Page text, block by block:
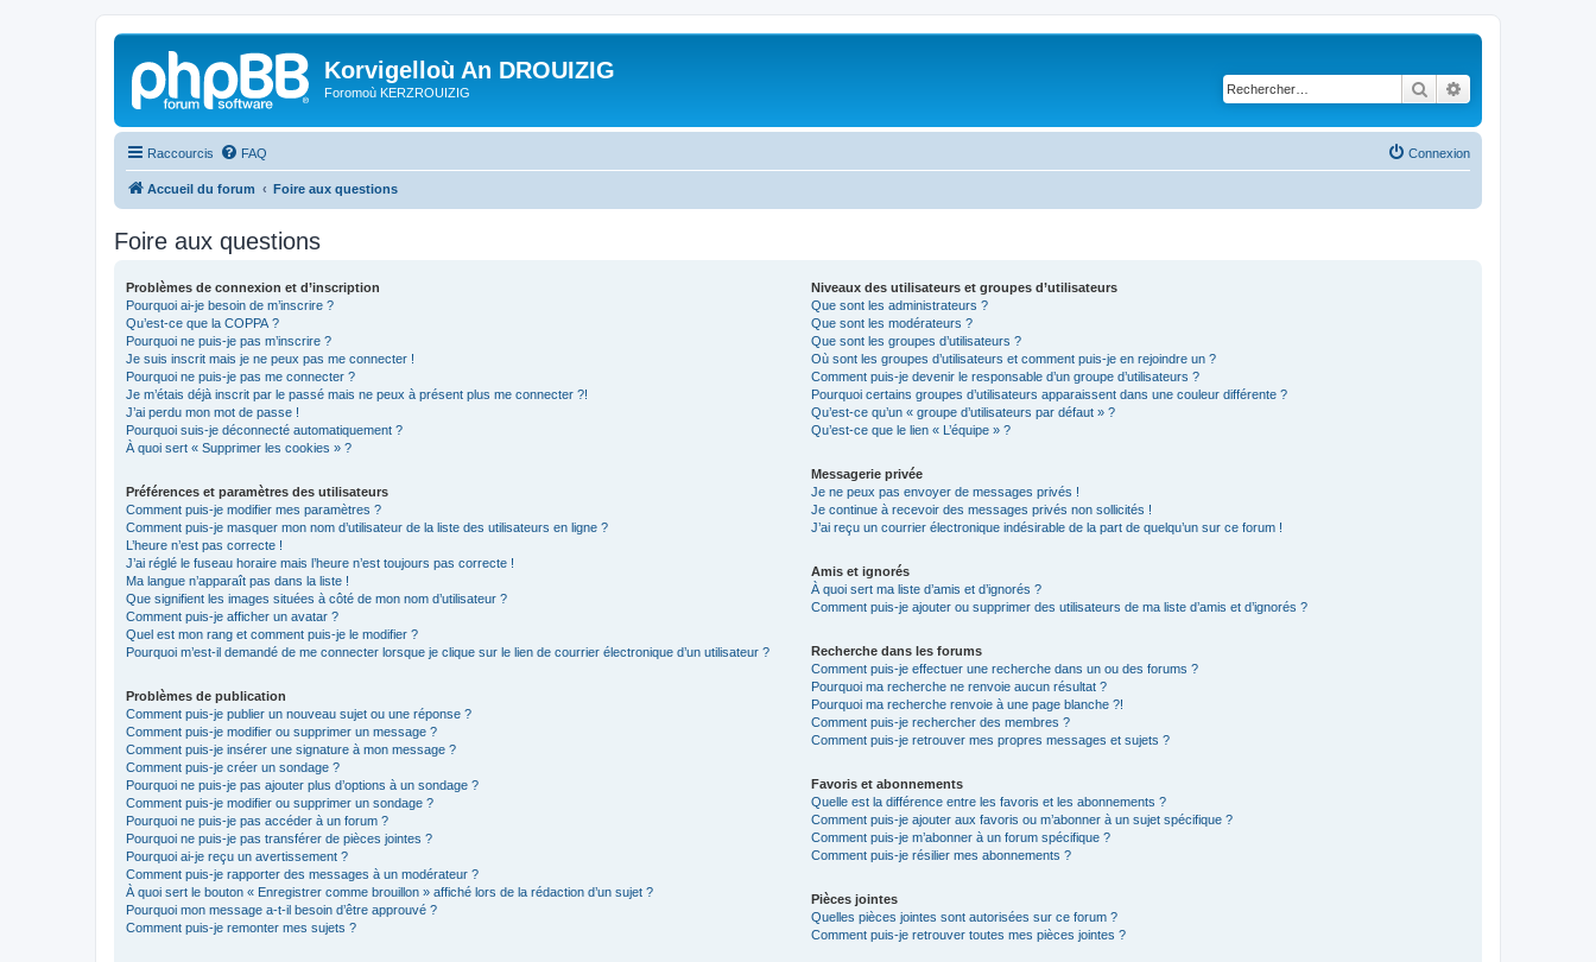
Korvigelloù An DROUIZIG
Foromoù KERZROUIZIG Rechercher
Raccourcis FAQ Connexion
Accueil du forum Foire aux questions
Foire aux questions
Problèmes de connexion et d’inscription
Pourquoi ai-je besoin de m’inscrire ?
Qu’est-ce que la COPPA ?
Pourquoi ne puis-je pas m’inscrire ?
Je suis inscrit mais je ne peux pas me connecter !
Pourquoi ne puis-je pas me connecter ?
Je m’étais déjà inscrit par le passé mais ne peux à présent plus me connecter ?!
J’ai perdu mon mot de passe !
Pourquoi suis-je déconnecté automatiquement ?
À quoi sert « Supprimer les cookies » ?
Préférences et paramètres des utilisateurs
Comment puis-je modifier mes paramètres ?
Comment puis-je masquer mon nom d’utilisateur de la liste des utilisateurs en ligne ?
L’heure n’est pas correcte !
J’ai réglé le fuseau horaire mais l’heure n’est toujours pas correcte !
Ma langue n’apparaît pas dans la liste !
Que signifient les images situées à côté de mon nom d’utilisateur ?
Comment puis-je afficher un avatar ?
Quel est mon rang et comment puis-je le modifier ?
Pourquoi m’est-il demandé de me connecter lorsque je clique sur le lien de courrier électronique d’un utilisateur ?
Problèmes de publication
Comment puis-je publier un nouveau sujet ou une réponse ?
Comment puis-je modifier ou supprimer un message ?
Comment puis-je insérer une signature à mon message ?
Comment puis-je créer un sondage ?
Pourquoi ne puis-je pas ajouter plus d’options à un sondage ?
Comment puis-je modifier ou supprimer un sondage ?
Pourquoi ne puis-je pas accéder à un forum ?
Pourquoi ne puis-je pas transférer de pièces jointes ?
Pourquoi ai-je reçu un avertissement ?
Comment puis-je rapporter des messages à un modérateur ?
À quoi sert le bouton « Enregistrer comme brouillon » affiché lors de la rédaction d’un sujet ?
Pourquoi mon message a-t-il besoin d’être approuvé ?
Comment puis-je remonter mes sujets ?
Niveaux des utilisateurs et groupes d’utilisateurs
Que sont les administrateurs ?
Que sont les modérateurs ?
Que sont les groupes d’utilisateurs ?
Où sont les groupes d’utilisateurs et comment puis-je en rejoindre un ?
Comment puis-je devenir le responsable d’un groupe d’utilisateurs ?
Pourquoi certains groupes d’utilisateurs apparaissent dans une couleur différente ?
Qu’est-ce qu’un « groupe d’utilisateurs par défaut » ?
Qu’est-ce que le lien « L’équipe » ?
Messagerie privée
Je ne peux pas envoyer de messages privés !
Je continue à recevoir des messages privés non sollicités !
J’ai reçu un courrier électronique indésirable de la part de quelqu’un sur ce forum !
Amis et ignorés
À quoi sert ma liste d’amis et d’ignorés ?
Comment puis-je ajouter ou supprimer des utilisateurs de ma liste d’amis et d’ignorés ?
Recherche dans les forums
Comment puis-je effectuer une recherche dans un ou des forums ?
Pourquoi ma recherche ne renvoie aucun résultat ?
Pourquoi ma recherche renvoie à une page blanche ?!
Comment puis-je rechercher des membres ?
Comment puis-je retrouver mes propres messages et sujets ?
Favoris et abonnements
Quelle est la différence entre les favoris et les abonnements ?
Comment puis-je ajouter aux favoris ou m’abonner à un sujet spécifique ?
Comment puis-je m’abonner à un forum spécifique ?
Comment puis-je résilier mes abonnements ?
Pièces jointes
Quelles pièces jointes sont autorisées sur ce forum ?
Comment puis-je retrouver toutes mes pièces jointes ?